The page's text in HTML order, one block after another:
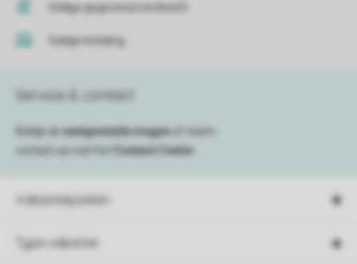
Veilige gegevensoverdracht
Veilige betaling
Vakantieparken
Type vakantie
Service & contact
Bekijk de veelgestelde vragen
of neem
contact op met het
Contact Center